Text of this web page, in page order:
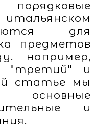
для
предметов
например,
"третий" и
статье мы
и